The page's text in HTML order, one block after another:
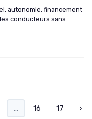
autonomie, financement
conducteurs sans
... 16 17 ›